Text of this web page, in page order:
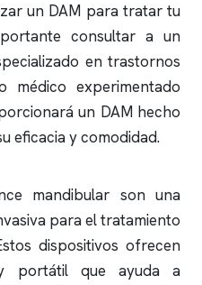
un DAM para tratar tu
consultar a un
en trastornos
médico experimentado
un DAM hecho
eficacia y comodidad.
mandibular son una
para el tratamiento
dispositivos ofrecen
portátil que ayuda a